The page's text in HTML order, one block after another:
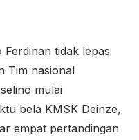
tidak lepas
Tim nasional
mulai
bela KMSK Deinze,
empat pertandingan